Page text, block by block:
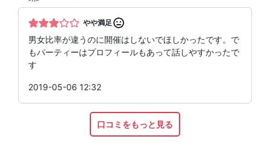
やや満足
男女比率が違うのに開催はしないでほしかったです。で
もパーティーはプロフィールもあって話しやすかったで
す
2019-05-06 12:32
口コミをもっと見る